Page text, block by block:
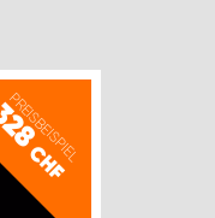
PREISBEISPIEL
CHF